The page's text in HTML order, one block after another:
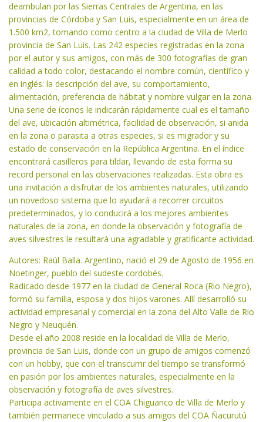
deambulan por las Sierras Centrales de Argentina, en las
provincias de Córdoba y San Luis, especialmente en un área de
1.500 km2, tomando como centro a la ciudad de Villa de Merlo
provincia de San Luis. Las 242 especies registradas en la zona
por el autor y sus amigos, con más de 300 fotografías de gran
calidad a todo color, destacando el nombre común, científico y
en inglés: la descripción del ave, su comportamiento,
alimentación, preferencia de hábitat y nombre vulgar en la zona.
Una serie de íconos le indicarán rápidamente cual es el tamaño
del ave, ubicación altimétrica, facilidad de observación, si anida
en la zona o parasita a otras especies, si es migrador y su
estado de conservación en la República Argentina. En el índice
encontrará casilleros para tildar, llevando de esta forma su
record personal en las observaciones realizadas. Esta obra es
una invitación a disfrutar de los ambientes naturales, utilizando
un novedoso sistema que lo ayudará a recorrer circuitos
predeterminados, y lo conducirá a los mejores ambientes
naturales de la zona, en donde la observación y fotografía de
aves silvestres le resultará una agradable y gratificante actividad.
Autores: Raúl Balla. Argentino, nació el 29 de Agosto de 1956 en
Noetinger, pueblo del sudeste cordobés.
Radicado desde 1977 en la ciudad de General Roca (Rio Negro),
formó su familia, esposa y dos hijos varones. Allí desarrolló su
actividad empresarial y comercial en la zona del Alto Valle de Rio
Negro y Neuquén.
Desde el año 2008 reside en la localidad de Villa de Merlo,
provincia de San Luis, donde con un grupo de amigos comenzó
con un hobby, que con el transcurrir del tiempo se transformó
en pasión por los ambientes naturales, especialmente en la
observación y fotografía de aves silvestres.
Participa activamente en el COA Chiguanco de Villa de Merlo y
también permanece vinculado a sus amigos del COA Ñacurutú